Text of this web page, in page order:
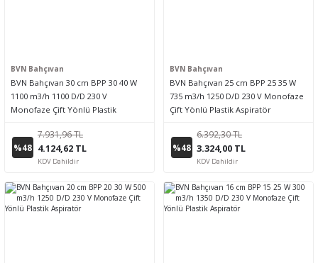
BVN Bahçıvan
BVN Bahçıvan 30 cm BPP 30 40 W
1100 m3/h 1100 D/D 230 V
Monofaze Çift Yönlü Plastik
%48
7.931,96 TL
4.124,62 TL
KDV Dahildir
BVN Bahçıvan
BVN Bahçıvan 25 cm BPP 25 35 W
735 m3/h 1250 D/D 230 V Monofaze
Çift Yönlü Plastik Aspiratör
%48
6.392,30 TL
3.324,00 TL
KDV Dahildir